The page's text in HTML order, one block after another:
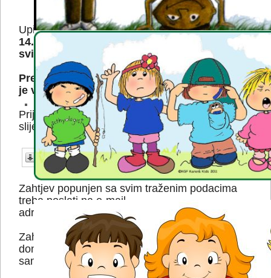
Upisi za ped. god. 2026/2027. traju u periodu od
14. svibnja 2026
. godine i traju do
25.
svibnja2026
Prednost kod upisa ostvaruju roditelji kojima
je vrtić Kockica prvi izbor.
Prijave za upis vrše se na način da se popuni
slijedeći zahtjev:
Zahtjev
Zahtjev popunjen sa svim traženim podacima
treba poslati na e-mail
adresu
dv.kockica.zgb@gmail. com.
Zahtjeve za upis molimo ne slati poštom niti
donositi osobno, nego dostavitiisključivoi
samo e - mailom.